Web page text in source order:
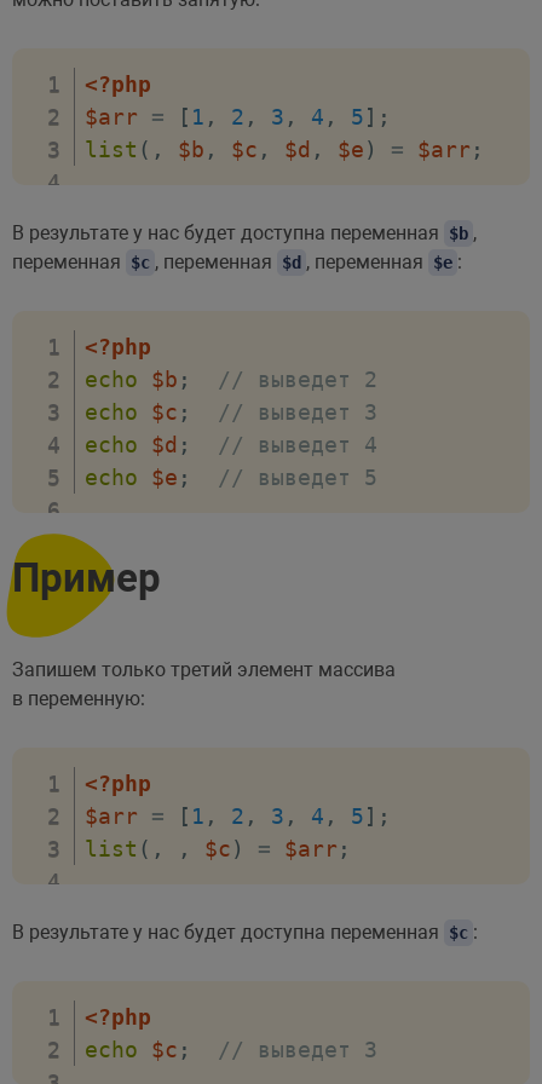
<?php
$arr
= [ 1 , 2 , 3 , 4 , 5] ;
list ( , $b , $c , $d , $e) = $arr ;
В результате у нас будет доступна переменная $b ,
переменная
$c , переменная $d , переменная $e :
<?php
echo
$b ;
// выведет 2
echo
$c ;
// выведет 3
echo
$d ;
// выведет 4
echo
$e ; // выведет 5
Пример
Запишем только третий элемент массива
в переменную:
<?php
$arr
= [ 1 , 2 , 3 , 4 , 5] ;
list ( , , $c) = $arr ;
В результате у нас будет доступна переменная $c :
<?php
echo
$c ; // выведет 3